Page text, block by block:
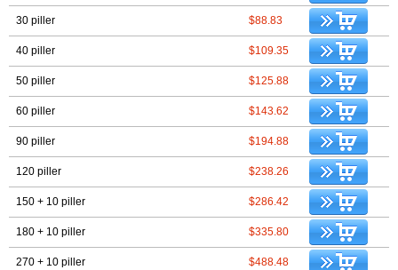
30 piller $88.83
40 piller $109.35
50 piller $125.88
60 piller $143.62
90 piller $194.88
120 piller $238.26
150 + 10 piller $286.42
180 + 10 piller $335.80
270 + 10 piller $488.48